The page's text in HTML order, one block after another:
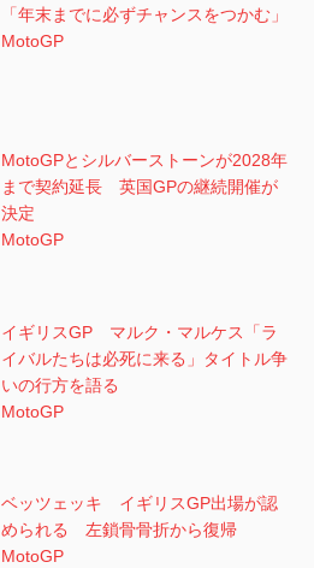
「年末までに必ずチャンスをつかむ」
MotoGP
MotoGPとシルバーストーンが2028年
まで契約延長 英国GPの継続開催が
決定
MotoGP
イギリスGP マルク・マルケス「ラ
イバルたちは必死に来る」タイトル争
いの行方を語る
MotoGP
ベッツェッキ イギリスGP出場が認
められる 左鎖骨骨折から復帰
MotoGP